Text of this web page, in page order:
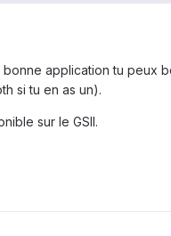
application tu peux
si tu en as un).
sur le GSII.